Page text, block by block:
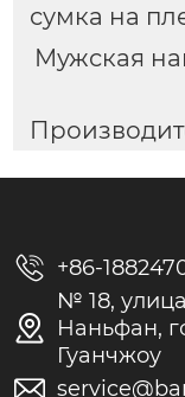
сумка на
Мужская
 +86-

№ 18,
Наньфан,
Гуанчжоу
